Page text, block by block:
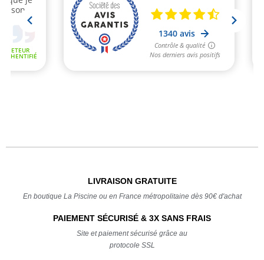
LIVRAISON GRATUITE
En boutique La Piscine ou en France métropolitaine dès 90€ d'achat
PAIEMENT SÉCURISÉ & 3X SANS FRAIS
Site et paiement sécurisé grâce au
protocole SSL